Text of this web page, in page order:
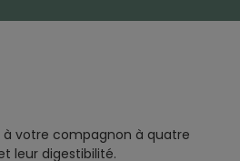
votre compagnon à quatre
leur digestibilité.